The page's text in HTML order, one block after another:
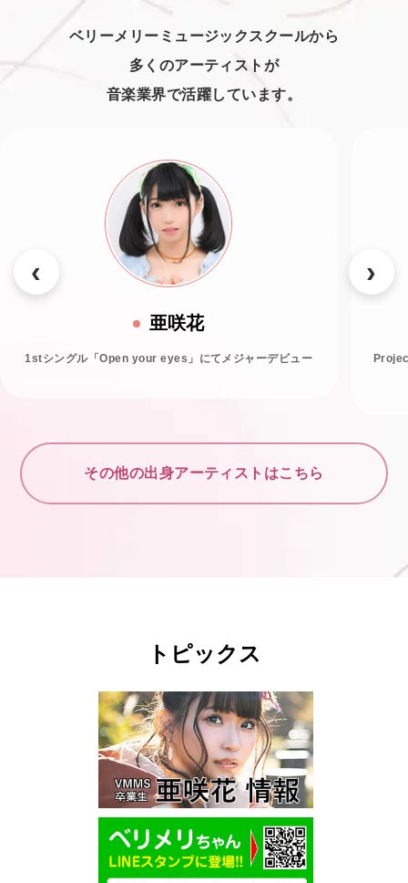
ベリーメリーミュージックスクールから
多くのアーティストが
音楽業界で活躍しています。
亜咲花
1stシングル「Open your eyes」にてメジャーデビュー
その他の出身アーティストはこちら
トピックス